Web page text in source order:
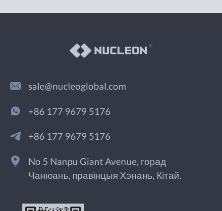
sale@nucleoglobal.com
+86 177 9679 5176
+86 177 9679 5176
No 5 Nanpu Giant Avenue, горад
Чанюань, правінцыя Хэнань, Кітай.